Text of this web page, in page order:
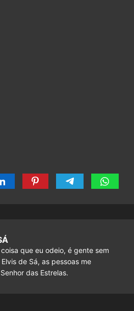
que eu odeio, é gente sem
de Sá, as pessoas me
das Estrelas.